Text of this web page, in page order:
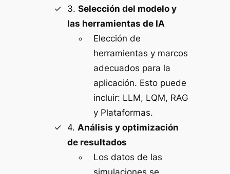
3. Selección del modelo y
las herramientas de IA
Elección de
herramientas y marcos
adecuados para la
aplicación. Esto puede
incluir: LLM, LQM, RAG
y Plataformas.
4. Análisis y optimización
de resultados
Los datos de las